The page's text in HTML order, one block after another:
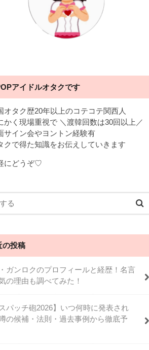
アイドルオタクです
タク歴20年以上のコテコテ関西人
く現場重視で ＼渡韓回数は30回以上／
イン会やヨントン経験有
で得た知識をお伝えしていきます
にどうぞ♡
の投稿
ガンロクのプロフィールと経歴！名言
の理由も調べてみた！
スパッチ砲2026】いつ何時に発表され
の候補・法則・過去事例から徹底予